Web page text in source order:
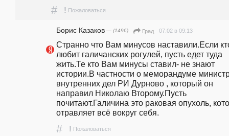
# ! Пожаловаться
Борис Казаков — (1496) Град 07.02 в 09:13
Странно что Вам минусов наставили.Если
любит галичанских рогулей, пусть едет туда
жить.Те кто Вам минусы ставил- не знают
истории.В частности о меморандуме
внутренних дел РИ Дурново , который он
направил Николаю Второму.Пусть
почитают.Галичина это раковая опухоль,
отравляет всё вокруг себя.
# ! Пожаловаться